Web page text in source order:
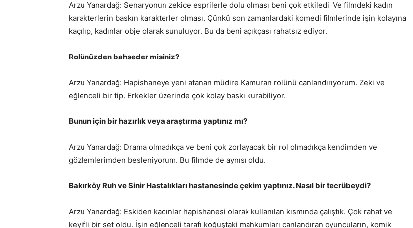
Arzu Yanardağ: Senaryonun zekice esprilerle dolu olması beni çok etkiledi. Ve filmdeki kadın
karakterlerin baskın karakterler olması. Çünkü son zamanlardaki komedi filmlerinde işin kolayına
kaçılıp, kadınlar obje olarak sunuluyor. Bu da beni açıkçası rahatsız ediyor.
Rolünüzden bahseder misiniz?
Arzu Yanardağ: Hapishaneye yeni atanan müdire Kamuran rolünü canlandırıyorum. Zeki ve
eğlenceli bir tip. Erkekler üzerinde çok kolay baskı kurabiliyor.
Bunun için bir hazırlık veya araştırma yaptınız mı?
Arzu Yanardağ: Drama olmadıkça ve beni çok zorlayacak bir rol olmadıkça kendimden ve
gözlemlerimden besleniyorum. Bu filmde de aynısı oldu.
Bakırköy Ruh ve Sinir Hastalıkları hastanesinde çekim yaptınız. Nasıl bir tecrübeydi?
Arzu Yanardağ: Eskiden kadınlar hapishanesi olarak kullanılan kısmında çalıştık. Çok rahat ve
keyifli bir set oldu. İşin eğlenceli tarafı koğuştaki mahkumları canlandıran oyuncuların, komik